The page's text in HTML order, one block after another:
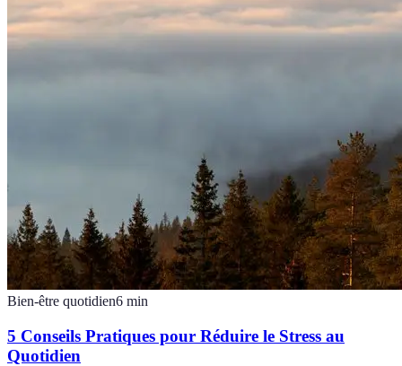
Bien-être quotidien6 min
5 Conseils Pratiques pour Réduire le Stress au
Quotidien